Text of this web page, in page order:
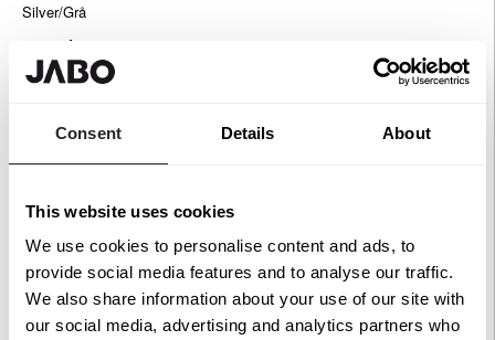
Consent Details About
This website uses cookies
We use cookies to personalise content and ads, to
provide social media features and to analyse our traffic.
We also share information about your use of our site with
our social media, advertising and analytics partners who
Silver/Grå
185 kr
Finns i lager
Lägg i varukorg
Specifikationer
Dokument